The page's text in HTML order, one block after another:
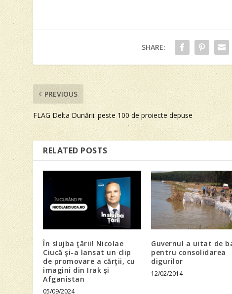
SHARE:
PREVIOUS
FLAG Delta Dunării: peste 100 de proiecte depuse
RELATED POSTS
În slujba ţării! Nicolae
Ciucă şi-a lansat un clip
de promovare a cărţii, cu
imagini din Irak şi
Afganistan
05/09/2024
Guvernul a uitat de
pentru consolidarea
digurilor
12/02/2014